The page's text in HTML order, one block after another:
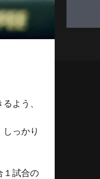
よう、
っかり
１試合の